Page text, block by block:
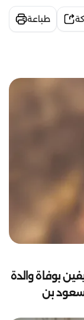
طباعة
بوفاة والدة
سعود بن